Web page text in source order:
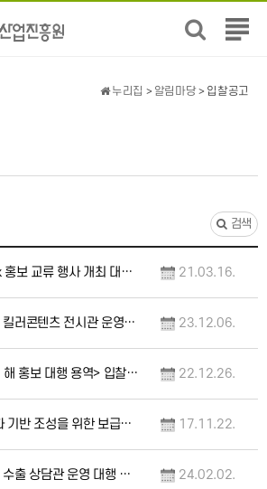
전
뉴
누리집 > 알림마당 > 입찰공고
검색
2021년 해외 K-Book 홍보 교류 행사 개최 대행 용역 입찰 공고(중앙조달/긴급) 21.03.16.
<2024년 해외도서전 킬러콘텐츠 전시관 운영 대행 용역> 입찰공고(중앙조달) 23.12.06.
<2023년 4050 책의 해 홍보 대행 용역> 입찰공고(긴급) 22.12.26.
(중앙조달) 출판정보화 기반 조성을 위한 보급형 POS시스템 개발 및 구축 용역 입찰 공고… 17.11.22.
<2024년 해외도서전 수출 상담관 운영 대행 용역> 입찰공고(중앙조달 / 긴급) 24.02.02.